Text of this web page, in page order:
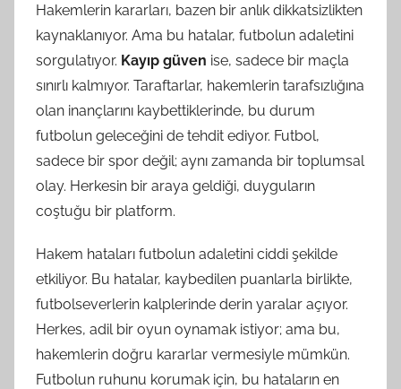
Hakemlerin kararları, bazen bir anlık dikkatsizlikten
kaynaklanıyor. Ama bu hatalar, futbolun adaletini
sorgulatıyor. Kayıp güven ise, sadece bir maçla
sınırlı kalmıyor. Taraftarlar, hakemlerin tarafsızlığına
olan inançlarını kaybettiklerinde, bu durum
futbolun geleceğini de tehdit ediyor. Futbol,
sadece bir spor değil; aynı zamanda bir toplumsal
olay. Herkesin bir araya geldiği, duyguların
coştuğu bir platform.
Hakem hataları futbolun adaletini ciddi şekilde
etkiliyor. Bu hatalar, kaybedilen puanlarla birlikte,
futbolseverlerin kalplerinde derin yaralar açıyor.
Herkes, adil bir oyun oynamak istiyor; ama bu,
hakemlerin doğru kararlar vermesiyle mümkün.
Futbolun ruhunu korumak için, bu hataların en